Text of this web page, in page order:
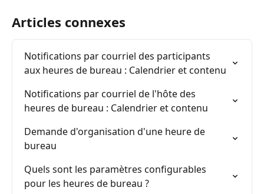
Articles connexes
Notifications par courriel des participants
aux heures de bureau : Calendrier et contenu
Notifications par courriel de l'hôte des
heures de bureau : Calendrier et contenu
Demande d'organisation d'une heure de
bureau
Quels sont les paramètres configurables
pour les heures de bureau ?